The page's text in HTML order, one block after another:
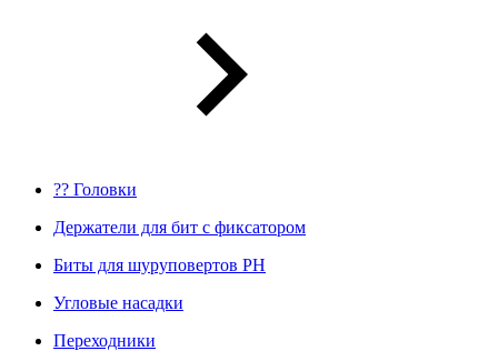
?? Головки
Держатели для бит с фиксатором
Биты для шуруповертов PH
Угловые насадки
Переходники